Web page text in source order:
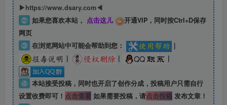
▶https://www.dsary.com◀
② 如果您喜欢本站， 点击这儿
开通VIP，同时按Ctrl+D保存
网页
③ 在浏览网站中可能会帮助到您：
|
|
| |
④ 本站接受投稿，同时也开启了创作分成，投稿用户只需自行
设置收费即可！ 点击查看如果需要投稿，请点击投稿发布文章！